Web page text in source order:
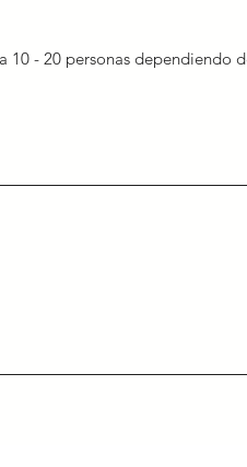
10 - 20 personas dependiendo